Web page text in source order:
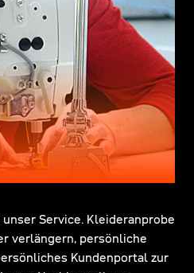
Service. Kleideranprobe
verlängern, persönliche
Kundenportal zur